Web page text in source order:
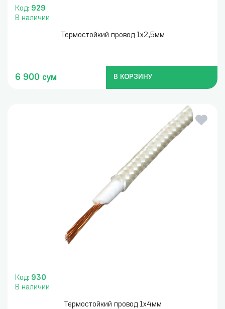
Код: 929
В наличии
Термостойкий провод 1х2,5мм
6 900 сум В КОРЗИНУ
Код: 930
В наличии
Термостойкий провод 1х4мм